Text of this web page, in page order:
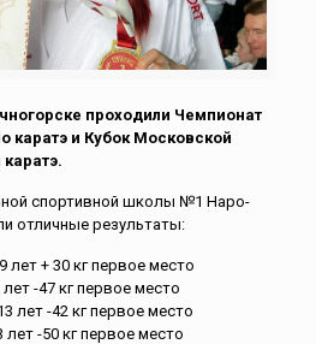
проходили Чемпионат
каратэ и Кубок Московской
спортивной школы №1 Наро-
отличные результаты:
лет + 30 кг первое место
лет -47 кг первое место
лет -42 кг первое место
лет -50 кг первое место